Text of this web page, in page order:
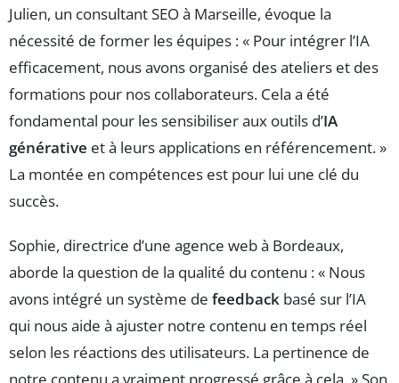
Julien, un consultant SEO à Marseille, évoque la
nécessité de former les équipes : « Pour intégrer l’IA
efficacement, nous avons organisé des ateliers et des
formations pour nos collaborateurs. Cela a été
fondamental pour les sensibiliser aux outils d’IA
générative et à leurs applications en référencement. »
La montée en compétences est pour lui une clé du
succès.
Sophie, directrice d’une agence web à Bordeaux,
aborde la question de la qualité du contenu : « Nous
avons intégré un système de feedback basé sur l’IA
qui nous aide à ajuster notre contenu en temps réel
selon les réactions des utilisateurs. La pertinence de
notre contenu a vraiment progressé grâce à cela. » Son